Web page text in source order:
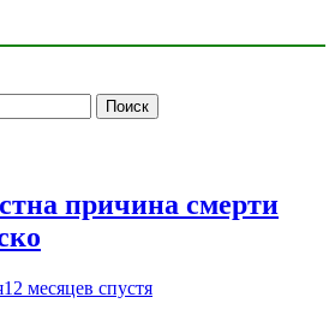
причина смерти
12 месяцев спустя